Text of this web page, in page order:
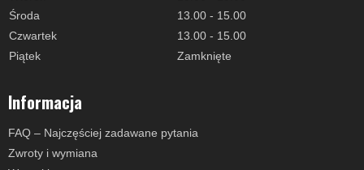
Środa
13.00 - 15.00
Czwartek
13.00 - 15.00
Piątek
Zamknięte
Informacja
FAQ – Najczęściej zadawane pytania
Zwroty i wymiana